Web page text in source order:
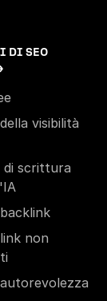
DI SEO
visibilità
scrittura
non